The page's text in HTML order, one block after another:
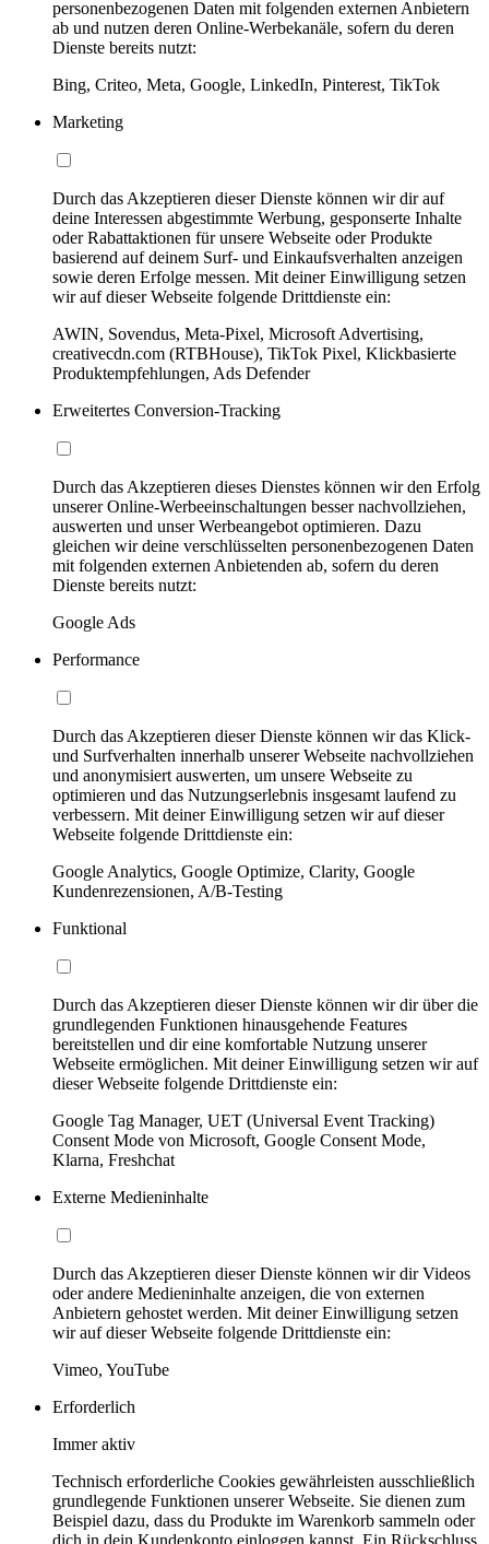
personenbezogenen Daten mit folgenden externen Anbietern
ab und nutzen deren Online-Werbekanäle, sofern du deren
Dienste bereits nutzt:
Bing, Criteo, Meta, Google, LinkedIn, Pinterest, TikTok
Marketing
Durch das Akzeptieren dieser Dienste können wir dir auf
deine Interessen abgestimmte Werbung, gesponserte Inhalte
oder Rabattaktionen für unsere Webseite oder Produkte
basierend auf deinem Surf- und Einkaufsverhalten anzeigen
sowie deren Erfolge messen. Mit deiner Einwilligung setzen
wir auf dieser Webseite folgende Drittdienste ein:
AWIN, Sovendus, Meta-Pixel, Microsoft Advertising,
creativecdn.com (RTBHouse), TikTok Pixel, Klickbasierte
Produktempfehlungen, Ads Defender
Erweitertes Conversion-Tracking
Durch das Akzeptieren dieses Dienstes können wir den Erfolg
unserer Online-Werbeeinschaltungen besser nachvollziehen,
auswerten und unser Werbeangebot optimieren. Dazu
gleichen wir deine verschlüsselten personenbezogenen Daten
mit folgenden externen Anbietenden ab, sofern du deren
Dienste bereits nutzt:
Google Ads
Performance
Durch das Akzeptieren dieser Dienste können wir das Klick-
und Surfverhalten innerhalb unserer Webseite nachvollziehen
und anonymisiert auswerten, um unsere Webseite zu
optimieren und das Nutzungserlebnis insgesamt laufend zu
verbessern. Mit deiner Einwilligung setzen wir auf dieser
Webseite folgende Drittdienste ein:
Google Analytics, Google Optimize, Clarity, Google
Kundenrezensionen, A/B-Testing
Funktional
Durch das Akzeptieren dieser Dienste können wir dir über die
grundlegenden Funktionen hinausgehende Features
bereitstellen und dir eine komfortable Nutzung unserer
Webseite ermöglichen. Mit deiner Einwilligung setzen wir auf
dieser Webseite folgende Drittdienste ein:
Google Tag Manager, UET (Universal Event Tracking)
Consent Mode von Microsoft, Google Consent Mode,
Klarna, Freshchat
Externe Medieninhalte
Durch das Akzeptieren dieser Dienste können wir dir Videos
oder andere Medieninhalte anzeigen, die von externen
Anbietern gehostet werden. Mit deiner Einwilligung setzen
wir auf dieser Webseite folgende Drittdienste ein:
Vimeo, YouTube
Erforderlich
Immer aktiv
Technisch erforderliche Cookies gewährleisten ausschließlich
grundlegende Funktionen unserer Webseite. Sie dienen zum
Beispiel dazu, dass du Produkte im Warenkorb sammeln oder
dich in dein Kundenkonto einloggen kannst. Ein Rückschluss